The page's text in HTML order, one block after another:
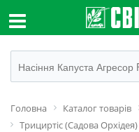
Головна Каталог товарів
Трициртіс (Садова Орхідея)